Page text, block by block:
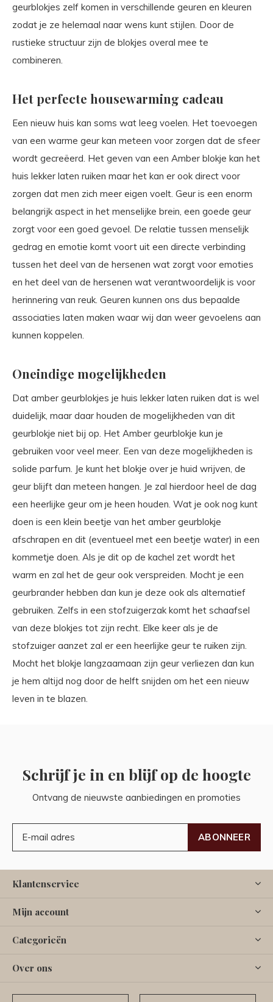
geurblokjes zelf komen in verschillende geuren en kleuren
zodat je ze helemaal naar wens kunt stijlen. Door de
rustieke structuur zijn de blokjes overal mee te
combineren.
Het perfecte housewarming cadeau
Een nieuw huis kan soms wat leeg voelen. Het toevoegen
van een warme geur kan meteen voor zorgen dat de sfeer
wordt gecreëerd. Het geven van een Amber blokje kan het
huis lekker laten ruiken maar het kan er ook direct voor
zorgen dat men zich meer eigen voelt. Geur is een enorm
belangrijk aspect in het menselijke brein, een goede geur
zorgt voor een goed gevoel. De relatie tussen menselijk
gedrag en emotie komt voort uit een directe verbinding
tussen het deel van de hersenen wat zorgt voor emoties
en het deel van de hersenen wat verantwoordelijk is voor
herinnering van reuk. Geuren kunnen ons dus bepaalde
associaties laten maken waar wij dan weer gevoelens aan
kunnen koppelen.
Oneindige mogelijkheden
Dat amber geurblokjes je huis lekker laten ruiken dat is wel
duidelijk, maar daar houden de mogelijkheden van dit
geurblokje niet bij op. Het Amber geurblokje kun je
gebruiken voor veel meer. Een van deze mogelijkheden is
solide parfum. Je kunt het blokje over je huid wrijven, de
geur blijft dan meteen hangen. Je zal hierdoor heel de dag
een heerlijke geur om je heen houden. Wat je ook nog kunt
doen is een klein beetje van het amber geurblokje
afschrapen en dit (eventueel met een beetje water) in een
kommetje doen. Als je dit op de kachel zet wordt het
warm en zal het de geur ook verspreiden. Mocht je een
geurbrander hebben dan kun je deze ook als alternatief
gebruiken. Zelfs in een stofzuigerzak komt het schaafsel
van deze blokjes tot zijn recht. Elke keer als je de
stofzuiger aanzet zal er een heerlijke geur te ruiken zijn.
Mocht het blokje langzaamaan zijn geur verliezen dan kun
je hem altijd nog door de helft snijden om het een nieuw
leven in te blazen.
Schrijf je in en blijf op de hoogte
Ontvang de nieuwste aanbiedingen en promoties
ABONNEER
Klantenservice
Mijn account
Categorieën
Over ons